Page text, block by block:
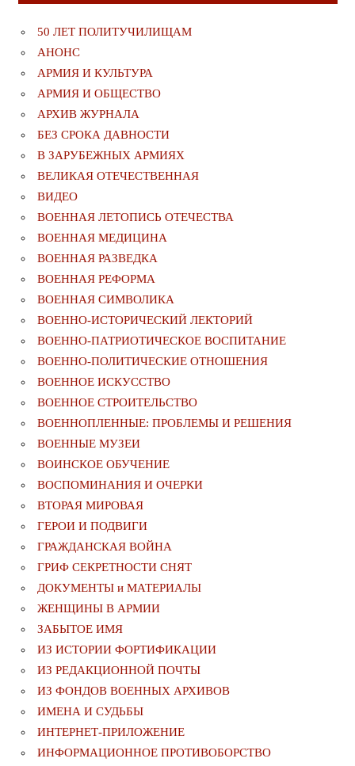
50 ЛЕТ ПОЛИТУЧИЛИЩАМ
АНОНС
АРМИЯ И КУЛЬТУРА
АРМИЯ И ОБЩЕСТВО
АРХИВ ЖУРНАЛА
БЕЗ СРОКА ДАВНОСТИ
В ЗАРУБЕЖНЫХ АРМИЯХ
ВЕЛИКАЯ ОТЕЧЕСТВЕННАЯ
ВИДЕО
ВОЕННАЯ ЛЕТОПИСЬ ОТЕЧЕСТВА
ВОЕННАЯ МЕДИЦИНА
ВОЕННАЯ РАЗВЕДКА
ВОЕННАЯ РЕФОРМА
ВОЕННАЯ СИМВОЛИКА
ВОЕННО-ИСТОРИЧЕСКИЙ ЛЕКТОРИЙ
ВОЕННО-ПАТРИОТИЧЕСКОЕ ВОСПИТАНИЕ
ВОЕННО-ПОЛИТИЧЕСКИE ОТНОШЕНИЯ
ВОЕННОЕ ИСКУССТВО
ВОЕННОЕ СТРОИТЕЛЬСТВО
ВОЕННОПЛЕННЫЕ: ПРОБЛЕМЫ И РЕШЕНИЯ
ВОЕННЫЕ МУЗЕИ
ВОИНСКОЕ ОБУЧЕНИЕ
ВОСПОМИНАНИЯ И ОЧЕРКИ
ВТОРАЯ МИРОВАЯ
ГЕРОИ И ПОДВИГИ
ГРАЖДАНСКАЯ ВОЙНА
ГРИФ СЕКРЕТНОСТИ СНЯТ
ДОКУМЕНТЫ и МАТЕРИАЛЫ
ЖЕНЩИНЫ В АРМИИ
ЗАБЫТОЕ ИМЯ
ИЗ ИСТОРИИ ФОРТИФИКАЦИИ
ИЗ РЕДАКЦИОННОЙ ПОЧТЫ
ИЗ ФОНДОВ ВОЕННЫХ АРХИВОВ
ИМЕНА И СУДЬБЫ
ИНТЕРНЕТ-ПРИЛОЖЕНИЕ
ИНФОРМАЦИОННОЕ ПРОТИВОБОРСТВО